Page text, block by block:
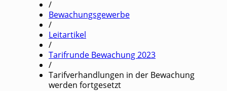
/
Bewachungsgewerbe
/
Leitartikel
/
Tarifrunde Bewachung 2023
/
Tarifverhandlungen in der Bewachung
werden fortgesetzt